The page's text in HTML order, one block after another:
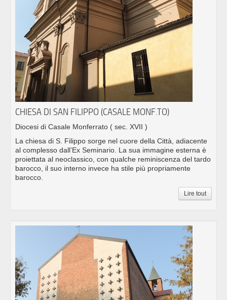
CHIESA DI SAN FILIPPO (CASALE MONF.TO)
Diocesi di Casale Monferrato ( sec. XVII )
La chiesa di S. Filippo sorge nel cuore della Città, adiacente
al complesso dall’Ex Seminario. La sua immagine esterna è
proiettata al neoclassico, con qualche reminiscenza del tardo
barocco, il suo interno invece ha stile più propriamente
barocco.
Lire tout